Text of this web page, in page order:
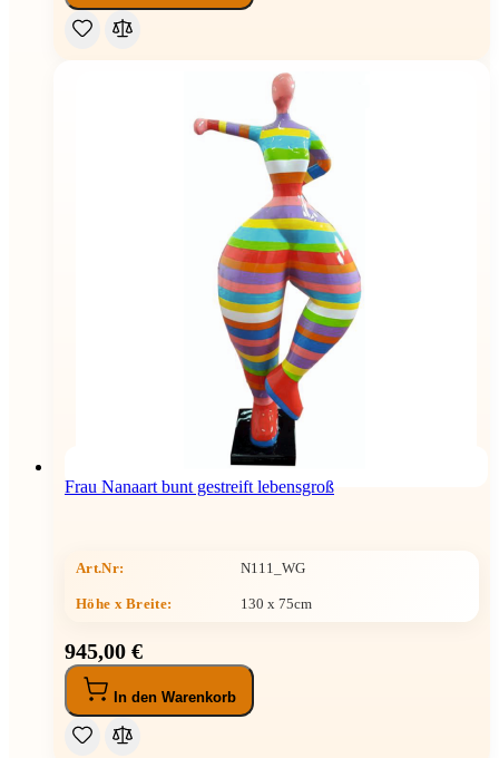
Frau Nanaart bunt gestreift lebensgroß
Art.Nr: N111_WG
Höhe x Breite: 130 x 75cm
945,00 €
In den Warenkorb